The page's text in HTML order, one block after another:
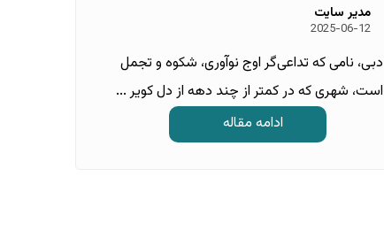
مدیر سایت
2025-06-12
دبی، نامی که تداعی‌گر اوج نوآوری، شکوه و تجمل
است، شهری که در کمتر از چند دهه از دل کویر ...
ادامه مقاله